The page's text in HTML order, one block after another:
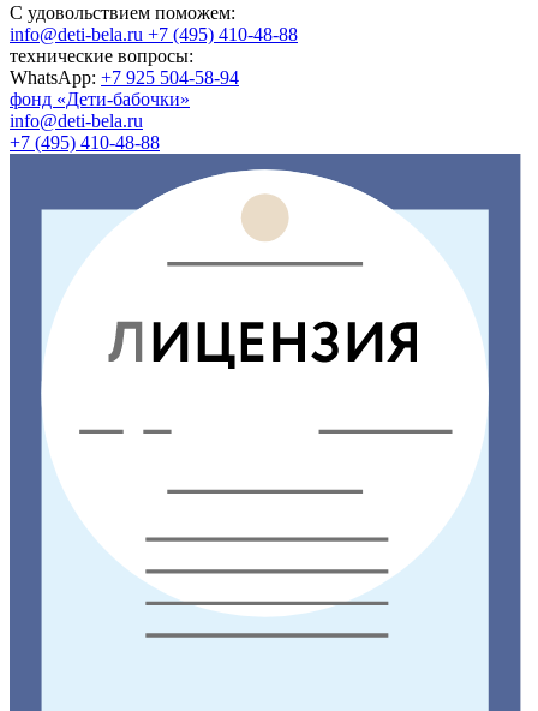
С удовольствием поможем:
info@deti-bela.ru +7 (495) 410-48-88
технические вопросы:
WhatsApp: +7 925 504-58-94
фонд «Дети-бабочки»
info@deti-bela.ru
+7 (495) 410-48-88